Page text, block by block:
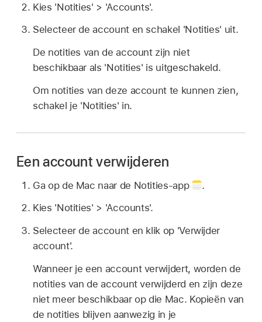
Kies 'Notities' > 'Accounts'.
Selecteer de account en schakel 'Notities' uit.
De notities van de account zijn niet
beschikbaar als 'Notities' is uitgeschakeld.
Om notities van deze account te kunnen zien,
schakel je 'Notities' in.
Een account verwijderen
Ga op de Mac naar de Notities-app
.
Kies 'Notities' > 'Accounts'.
Selecteer de account en klik op 'Verwijder
account'.
Wanneer je een account verwijdert, worden de
notities van de account verwijderd en zijn deze
niet meer beschikbaar op die Mac. Kopieën van
de notities blijven aanwezig in je